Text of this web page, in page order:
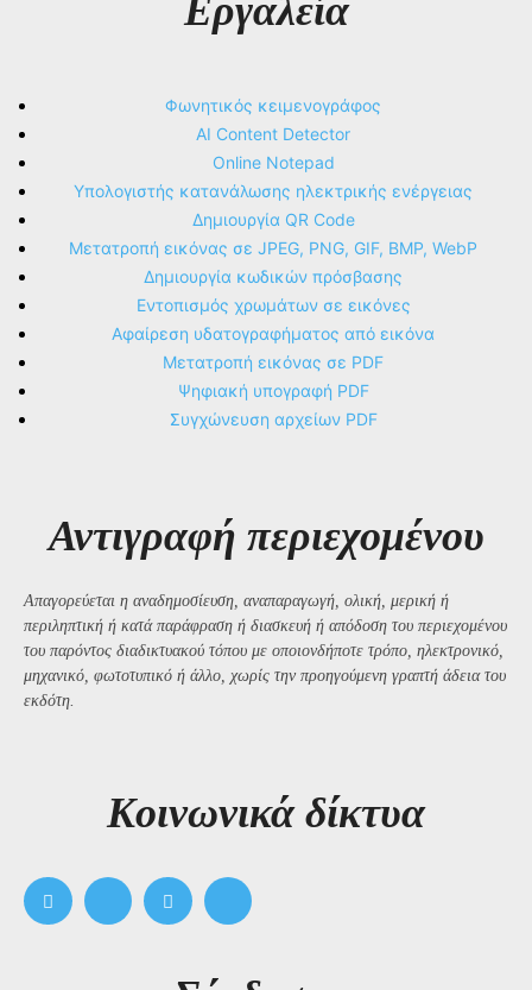
Εργαλεία
Φωνητικός κειμενογράφος
AI Content Detector
Online Notepad
Υπολογιστής κατανάλωσης ηλεκτρικής ενέργειας
Δημιουργία QR Code
Μετατροπή εικόνας σε JPEG, PNG, GIF, BMP, WebP
Δημιουργία κωδικών πρόσβασης
Εντοπισμός χρωμάτων σε εικόνες
Αφαίρεση υδατογραφήματος από εικόνα
Μετατροπή εικόνας σε PDF
Ψηφιακή υπογραφή PDF
Συγχώνευση αρχείων PDF
Αντιγραφή περιεχομένου
Απαγορεύεται η αναδημοσίευση, αναπαραγωγή, ολική, μερική ή
περιληπτική ή κατά παράφραση ή διασκευή ή απόδοση του περιεχομένου
του παρόντος διαδικτυακού τόπου με οποιονδήποτε τρόπο, ηλεκτρονικό,
μηχανικό, φωτοτυπικό ή άλλο, χωρίς την προηγούμενη γραπτή άδεια του
εκδότη.
Kοινωνικά δίκτυα